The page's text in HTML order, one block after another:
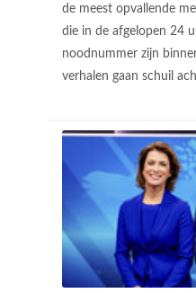
de meest opvallende
die in de afgelopen 24
noodnummer zijn
verhalen gaan schuil